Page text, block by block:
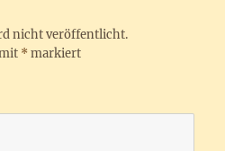
nicht veröffentlicht.
* markiert